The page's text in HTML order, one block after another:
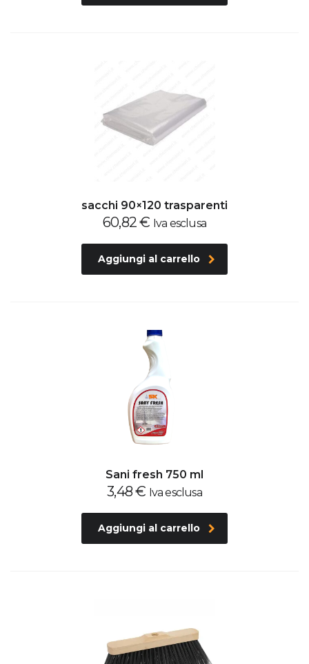
sacchi 90×120 trasparenti
60,82€ Iva esclusa
Aggiungi al carrello
Sani fresh 750 ml
3,48€ Iva esclusa
Aggiungi al carrello